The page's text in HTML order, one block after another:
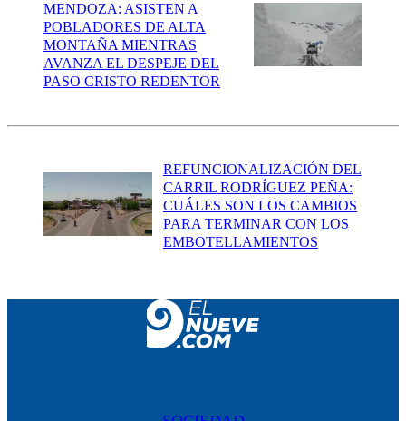
MENDOZA: ASISTEN A
POBLADORES DE ALTA
MONTAÑA MIENTRAS
AVANZA EL DESPEJE DEL
PASO CRISTO REDENTOR
REFUNCIONALIZACIÓN DEL
CARRIL RODRÍGUEZ PEÑA:
CUÁLES SON LOS CAMBIOS
PARA TERMINAR CON LOS
EMBOTELLAMIENTOS